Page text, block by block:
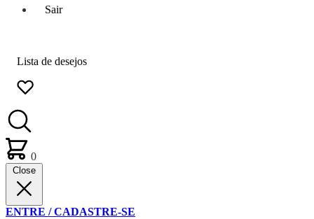
Sair
Lista de desejos
0
Close
ENTRE / CADASTRE-SE